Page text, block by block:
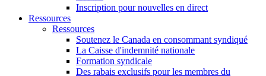
Inscription pour nouvelles en direct
Ressources
Ressources
Soutenez le Canada en consommant syndiqué
La Caisse d'indemnité nationale
Formation syndicale
Des rabais exclusifs pour les membres du